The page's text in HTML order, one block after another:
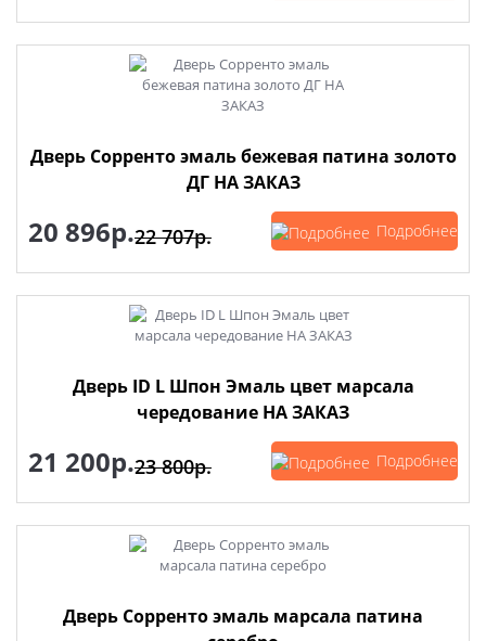
Дверь Сорренто эмаль бежевая патина золото
ДГ НА ЗАКАЗ
20 896р.22 707р. Подробнее
Дверь ID L Шпон Эмаль цвет марсала
чередование НА ЗАКАЗ
21 200р.23 800р. Подробнее
Дверь Сорренто эмаль марсала патина